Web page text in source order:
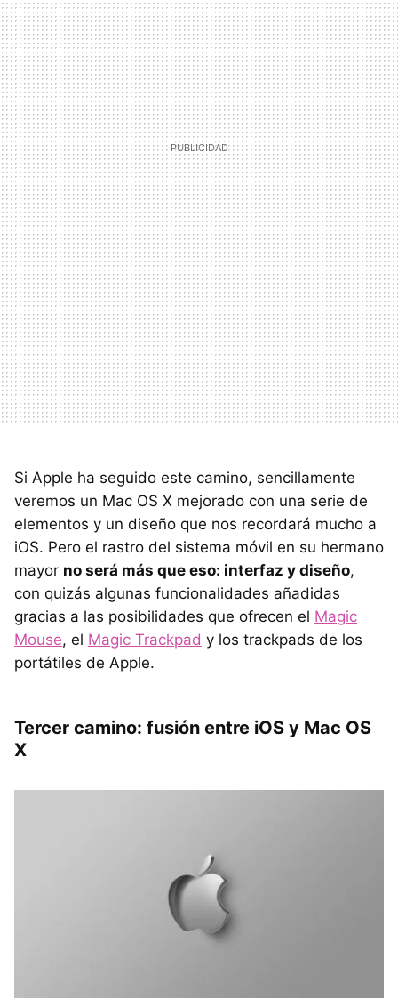
Si Apple ha seguido este camino, sencillamente
veremos un Mac OS X mejorado con una serie de
elementos y un diseño que nos recordará mucho a
iOS. Pero el rastro del sistema móvil en su hermano
mayor no será más que eso: interfaz y diseño,
con quizás algunas funcionalidades añadidas
gracias a las posibilidades que ofrecen el Magic
Mouse, el Magic Trackpad y los trackpads de los
portátiles de Apple.
Tercer camino: fusión entre iOS y Mac OS
X